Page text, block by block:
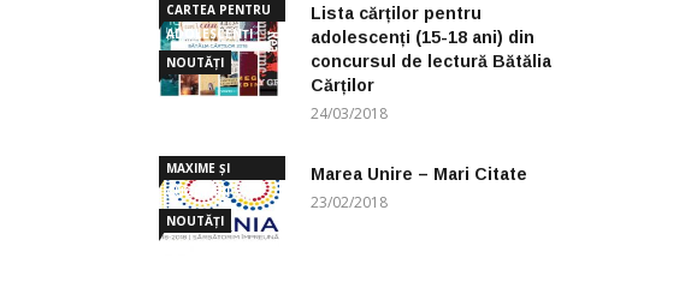
CARTEA PENTRU
ADOLESCENȚI
NOUTĂȚI
Lista cărților pentru
adolescenți (15-18 ani) din
concursul de lectură Bătălia
Cărților
24/03/2018
MAXIME ȘI
CUGETĂRI
NOUTĂȚI
Marea Unire – Mari Citate
23/02/2018